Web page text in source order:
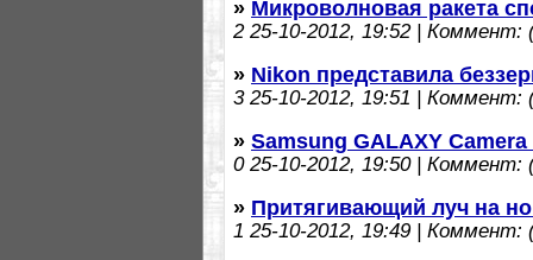
» Микроволновая ракета
225-10-2012, 19:52 | Коммент:
» Nikon представила
325-10-2012, 19:51 | Коммент:
» Samsung GALAXY
025-10-2012, 19:50 | Коммент:
» Притягивающий луч на
1 25-10-2012, 19:49 | Коммент: